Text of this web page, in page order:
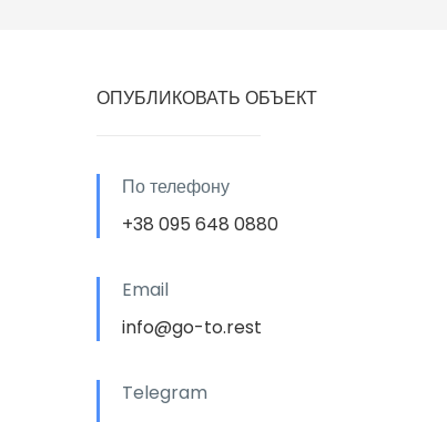
ОПУБЛИКОВАТЬ ОБЪЕКТ
По телефону
+38 095 648 0880
Email
info@go-to.rest
Telegram